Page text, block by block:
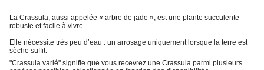
La Crassula, aussi appelée « arbre de jade », est une plante succulente
robuste et facile à vivre.
Elle nécessite très peu d’eau : un arrosage uniquement lorsque la terre est
sèche suffit.
"Crassula varié" signifie que vous recevrez une Crassula parmi plusieurs